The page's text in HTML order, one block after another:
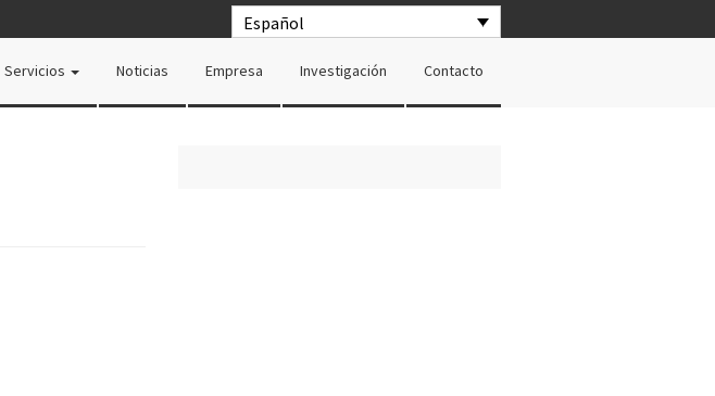
Español
Servicios Noticias Empresa Investigación Contacto